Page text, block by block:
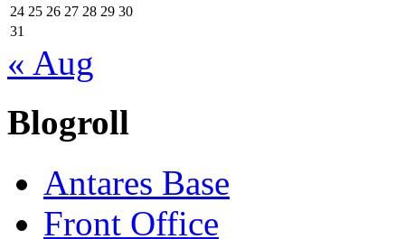
24 25 26 27 28 29 30
31
« Aug
Blogroll
Antares Base
Front Office